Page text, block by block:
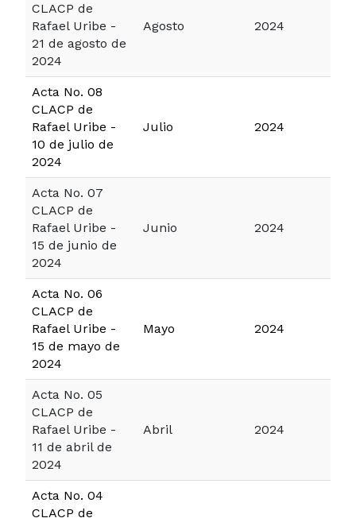
CLACP de
Rafael Uribe -
21 de agosto de
2024
Agosto 2024
Acta No. 08
CLACP de
Rafael Uribe -
10 de julio de
2024
Julio 2024
Acta No. 07
CLACP de
Rafael Uribe -
15 de junio de
2024
Junio 2024
Acta No. 06
CLACP de
Rafael Uribe -
15 de mayo de
2024
Mayo 2024
Acta No. 05
CLACP de
Rafael Uribe -
11 de abril de
2024
Abril 2024
Acta No. 04
CLACP de